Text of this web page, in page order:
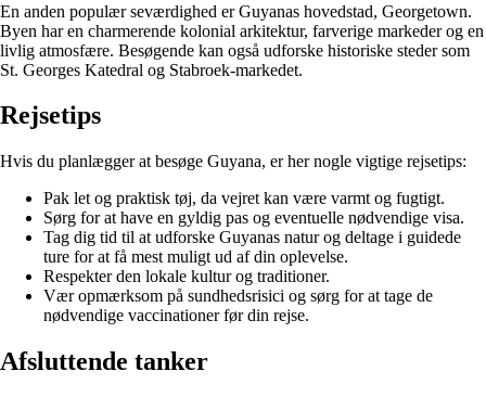
En anden populær seværdighed er Guyanas hovedstad, Georgetown.
Byen har en charmerende kolonial arkitektur, farverige markeder og en
livlig atmosfære. Besøgende kan også udforske historiske steder som
St. Georges Katedral og Stabroek-markedet.
Rejsetips
Hvis du planlægger at besøge Guyana, er her nogle vigtige rejsetips:
Pak let og praktisk tøj, da vejret kan være varmt og fugtigt.
Sørg for at have en gyldig pas og eventuelle nødvendige visa.
Tag dig tid til at udforske Guyanas natur og deltage i guidede
ture for at få mest muligt ud af din oplevelse.
Respekter den lokale kultur og traditioner.
Vær opmærksom på sundhedsrisici og sørg for at tage de
nødvendige vaccinationer før din rejse.
Afsluttende tanker